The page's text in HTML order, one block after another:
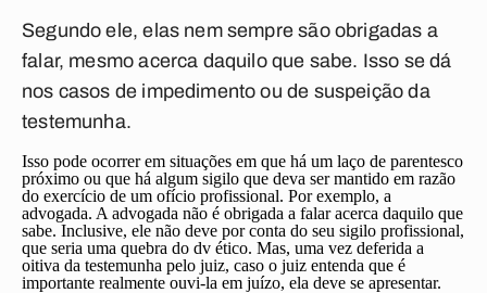
Segundo ele, elas nem sempre são obrigadas a
falar, mesmo acerca daquilo que sabe. Isso se dá
nos casos de impedimento ou de suspeição da
testemunha.
Isso pode ocorrer em situações em que há um laço de parentesco
próximo ou que há algum sigilo que deva ser mantido em razão
do exercício de um ofício profissional. Por exemplo, a
advogada. A advogada não é obrigada a falar acerca daquilo que
sabe. Inclusive, ele não deve por conta do seu sigilo profissional,
que seria uma quebra do dv ético. Mas, uma vez deferida a
oitiva da testemunha pelo juiz, caso o juiz entenda que é
importante realmente ouvi-la em juízo, ela deve se apresentar.